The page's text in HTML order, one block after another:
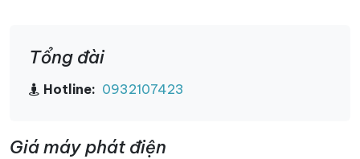
Tổng đài
Hotline: 0932107423
Giá máy phát điện